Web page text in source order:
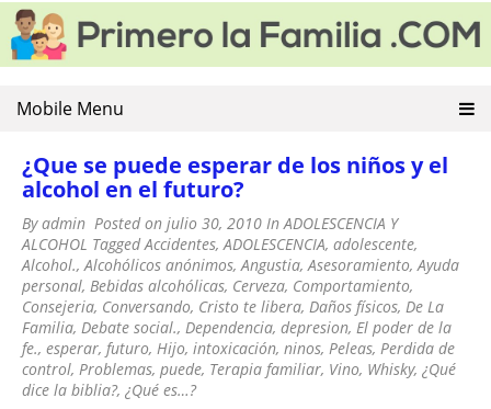
Skip
to
content
PRIMERO LA FAMILIA
Educacion Familiar y Violencia Familiar. Consejos para una
buena convivencia familiar
Mobile Menu
¿Que se puede esperar de los niños y el
alcohol en el futuro?
Byadmin Posted on julio 30, 2010 InADOLESCENCIA Y
ALCOHOL TaggedAccidentes,ADOLESCENCIA, adolescente,
Alcohol.,Alcohólicos anónimos,Angustia,Asesoramiento,Ayuda
personal, Bebidas alcohólicas, Cerveza, Comportamiento,
Consejeria, Conversando, Cristo te libera, Daños físicos, De La
Familia, Debate social., Dependencia, depresion, El poder de la
fe., esperar, futuro, Hijo, intoxicación, ninos, Peleas, Perdida de
control, Problemas, puede, Terapia familiar, Vino, Whisky, ¿Qué
dice la biblia?, ¿Qué es…?